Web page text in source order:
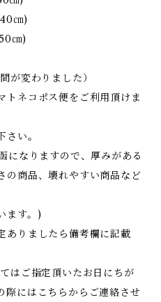
㎝)
㎝)
変わりました）
トネコポス便をご利用頂けま
い。
なりますので、厚みがある
の商品、壊れやすい商品など
ます。)
ありましたら備考欄に記載
はご指定頂いたお日にちが
際にはこちらからご連絡させ